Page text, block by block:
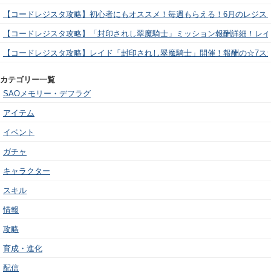
【コードレジスタ攻略】初心者にもオススメ！毎週もらえる！6月のレジ
【コードレジスタ攻略】「封印されし翠魔騎士」ミッション報酬詳細！レ
【コードレジスタ攻略】レイド「封印されし翠魔騎士」開催！報酬の☆7
カテゴリー一覧
SAOメモリー・デフラグ
アイテム
イベント
ガチャ
キャラクター
スキル
情報
攻略
育成・進化
配信